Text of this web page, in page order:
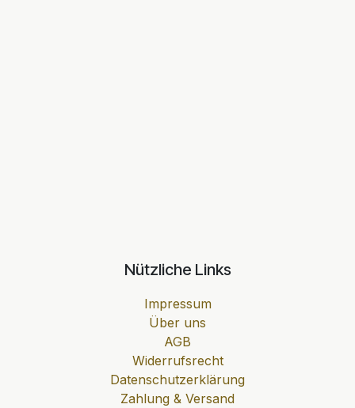
Nützliche Links
Impressum
Über uns
AGB
Widerrufsrecht
Datenschutzerklärung
Zahlung & Versand